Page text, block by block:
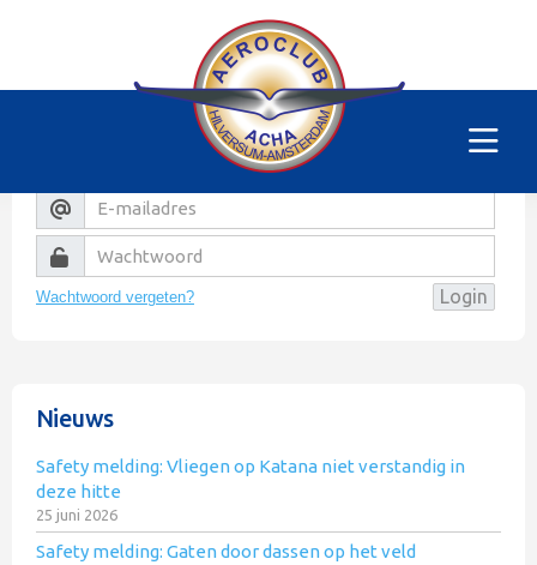
Dit gedeelte van de website is alleen voor de
leden/begunstigers van onze club. Sorry. U kunt
natuurlijk altijd lid worden!
Wachtwoord vergeten?
Nieuws
Safety melding: Vliegen op Katana niet verstandig in
deze hitte
25 juni 2026
Safety melding: Gaten door dassen op het veld